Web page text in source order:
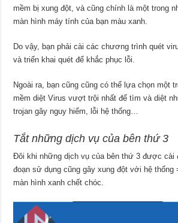
mềm bị xung đột, và cũng chính là một trong
màn hình máy tính của bạn màu xanh.
Do vậy, bạn phải cài các chương trình quét
và triển khai quét để khắc phục lỗi.
Ngoài ra, bạn cũng cũng có thể lựa chọn một
mềm diệt Virus vượt trội nhất để tìm và diệt
trojan gây nguy hiểm, lỗi hệ thống…
Tắt những dịch vụ của bên thứ 3
Đôi khi những dịch vụ của bên thứ 3 được cài
đoạn sử dụng cũng gây xung đột với hệ thống
màn hình xanh chết chóc.